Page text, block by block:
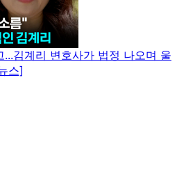
김계리 변호사가 법정 나오며 울
스]